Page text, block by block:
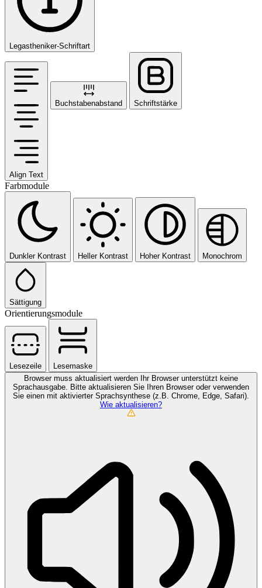
Legastheniker-Schriftart
Align Text
Buchstabenabstand Schriftstärke
Farbmodule
Dunkler Kontrast Heller Kontrast Hoher Kontrast Monochrom
Sättigung
Orientierungsmodule
Lesezeile
Lesemaske
Browser muss aktualisiert werden
Ihr Browser unterstützt keine
Sprachausgabe. Bitte aktualisieren Sie Ihren Browser oder verwenden
Sie einen mit aktivierter Sprachsynthese (z.B. Chrome, Edge, Safari).
Wie aktualisieren?